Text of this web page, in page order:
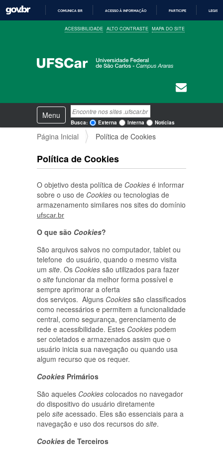
R
A
O
D
O
COMUNICA BR ACESSO À INFORMAÇÃO PARTICIPE
ACESSIBILIDADE ALTO CONTRASTE MAPA DO SITE
Busca
Busca Avançada…
Busca: Externa Interna Notícias
v
Toggle navigation
Página Inicial Política de Cookies
Política de Cookies
O objetivo desta política de Cookies é informar
sobre o uso de Cookies ou tecnologias de
armazenamento similares nos sites do domínio
ufscar.br
O que são Cookies?
São arquivos salvos no computador, tablet ou
telefone do usuário, quando o mesmo visita
um site. Os Cookies são utilizados para fazer
o site funcionar da melhor forma possível e
sempre aprimorar a oferta
dos serviços. Alguns Cookies são classificados
como necessários e permitem a funcionalidade
central, como segurança, gerenciamento de
rede e acessibilidade. Estes Cookies podem
ser coletados e armazenados assim que o
usuário inicia sua navegação ou quando usa
algum recurso que os requer.
Cookies Primários
São aqueles Cookies colocados no navegador
do dispositivo do usuário diretamente
pelo site acessado. Eles são essenciais para a
navegação e uso dos recursos do site.
Cookies de Terceiros